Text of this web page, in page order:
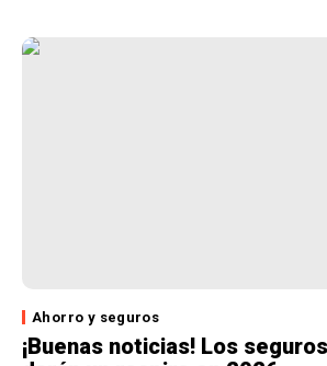
Ahorro y seguros
¡Buenas noticias! Los